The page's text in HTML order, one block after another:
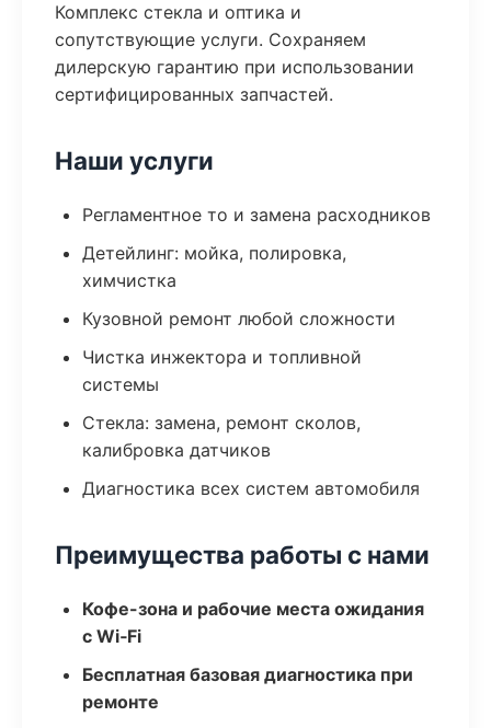
Комплекс стекла и оптика и
сопутствующие услуги. Сохраняем
дилерскую гарантию при использовании
сертифицированных запчастей.
Наши услуги
Регламентное то и замена расходников
Детейлинг: мойка, полировка,
химчистка
Кузовной ремонт любой сложности
Чистка инжектора и топливной
системы
Стекла: замена, ремонт сколов,
калибровка датчиков
Диагностика всех систем автомобиля
Преимущества работы с нами
Кофе-зона и рабочие места ожидания
с Wi‑Fi
Бесплатная базовая диагностика при
ремонте